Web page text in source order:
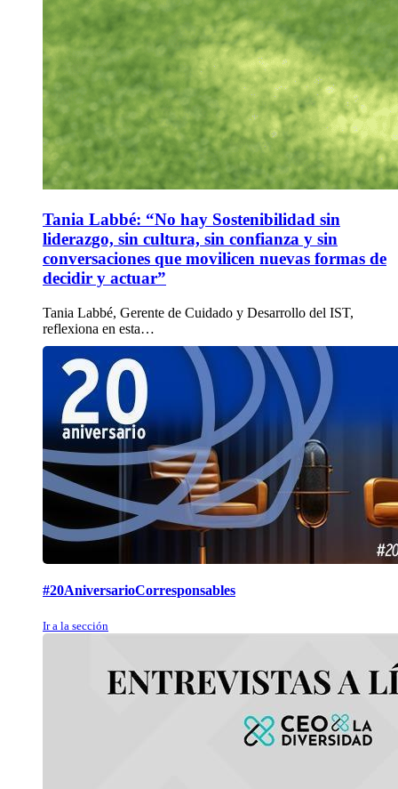
Tania Labbé: “No hay Sostenibilidad sin
liderazgo, sin cultura, sin confianza y sin
conversaciones que movilicen nuevas formas de
decidir y actuar”
Tania Labbé, Gerente de Cuidado y Desarrollo del IST,
reflexiona en esta…
#20AniversarioCorresponsables
Ir a la sección